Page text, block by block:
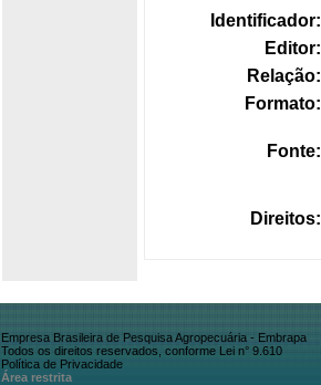
Identificador:
Editor:
Relação:
Formato:
Fonte:
Direitos:
Empresa Brasileira de Pesquisa Agropecuária - Embrapa
Todos os direitos reservados, conforme Lei n° 9.610
Política de Privacidade
Área restrita